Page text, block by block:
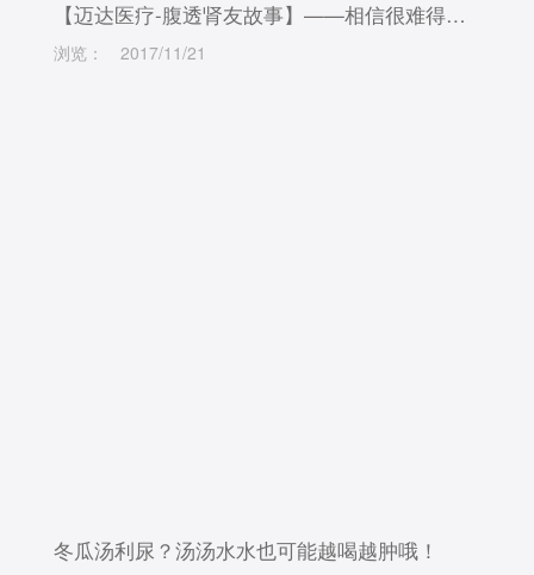
【迈达医疗-腹透肾友故事】——相信很难得，选择更重要
浏览： 2017/11/21
冬瓜汤利尿？汤汤水水也可能越喝越肿哦！